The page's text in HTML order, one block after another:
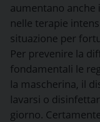
aumentano anche
nelle terapie
situazione per
Per prevenire la
fondamentali le
la mascherina, il
lavarsi o
giorno.